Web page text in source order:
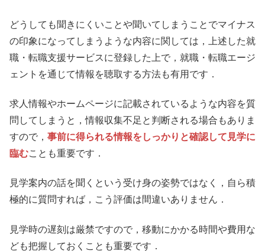
どうしても聞きにくいことや聞いてしまうことでマイナス
の印象になってしまうような内容に関しては，上述した就
職・転職支援サービスに登録した上で，就職・転職エージ
ェントを通じて情報を聴取する方法も有用です．
求人情報やホームページに記載されているような内容を質
問してしまうと，情報収集不足と判断される場合もありま
すので， 事前に得られる情報をしっかりと確認して見学に
臨むことも重要です．
見学案内の話を聞くという受け身の姿勢ではなく，自ら積
極的に質問すれば，こう評価は間違いありません．
見学時の遅刻は厳禁ですので，移動にかかる時間や費用な
ども把握しておくことも重要です．